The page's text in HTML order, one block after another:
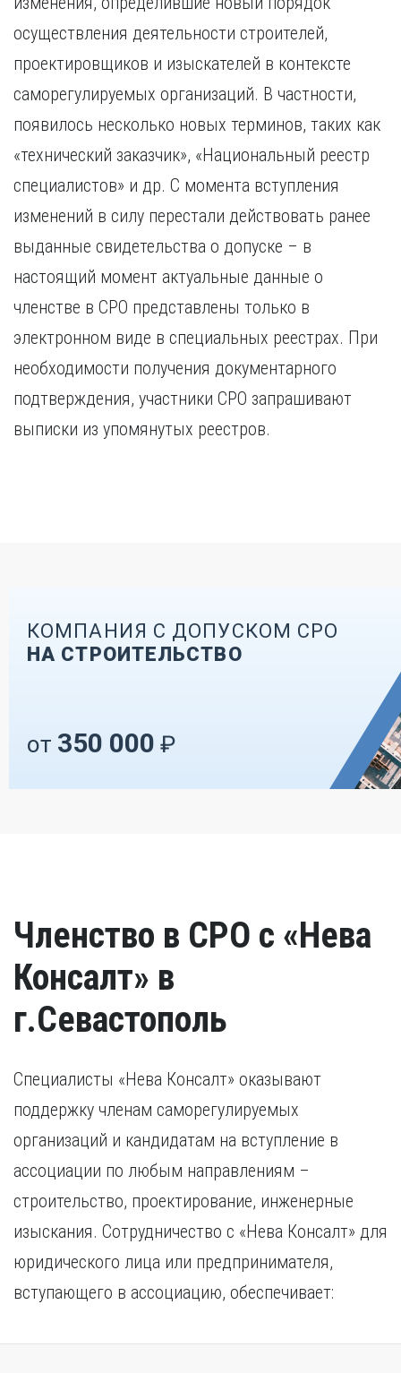
осуществления деятельности строителей,
проектировщиков и изыскателей в контексте
саморегулируемых организаций. В частности,
появилось несколько новых терминов, таких как
«технический заказчик», «Национальный реестр
специалистов» и др. С момента вступления
изменений в силу перестали действовать ранее
выданные свидетельства о допуске – в
настоящий момент актуальные данные о
членстве в СРО представлены только в
электронном виде в специальных реестрах. При
необходимости получения документарного
подтверждения, участники СРО запрашивают
выписки из упомянутых реестров.
КОМПАНИЯ С ДОПУСКОМ СРО
НА СТРОИТЕЛЬСТВО
от 350 000 ₽
Членство в СРО с «Нева
Консалт» в
г.Севастополь
Специалисты «Нева Консалт» оказывают
поддержку членам саморегулируемых
организаций и кандидатам на вступление в
ассоциации по любым направлениям –
строительство, проектирование, инженерные
изыскания. Сотрудничество с «Нева Консалт» для
юридического лица или предпринимателя,
вступающего в ассоциацию, обеспечивает: